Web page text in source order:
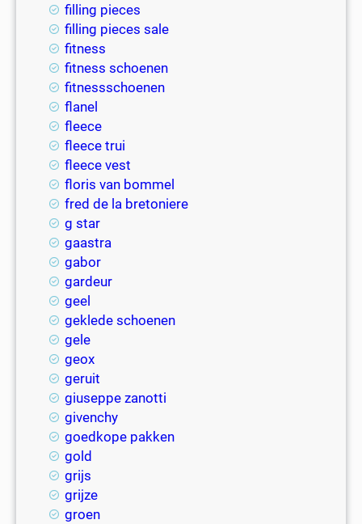
filling pieces
filling pieces sale
fitness
fitness schoenen
fitnessschoenen
flanel
fleece
fleece trui
fleece vest
floris van bommel
fred de la bretoniere
g star
gaastra
gabor
gardeur
geel
geklede schoenen
gele
geox
geruit
giuseppe zanotti
givenchy
goedkope pakken
gold
grijs
grijze
groen